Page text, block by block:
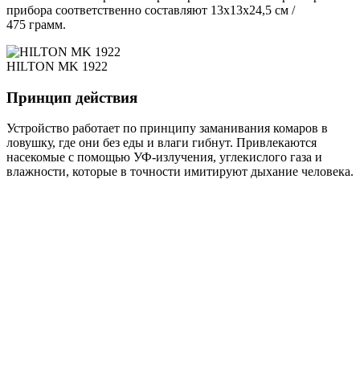
прибора соответственно составляют 13х13х24,5 см /
475 грамм.
HILTON MK 1922
Принцип действия
Устройство работает по принципу заманивания комаров в
ловушку, где они без еды и влаги гибнут. Привлекаются
насекомые с помощью УФ-излучения, углекислого газа и
влажности, которые в точности имитируют дыхание человека.